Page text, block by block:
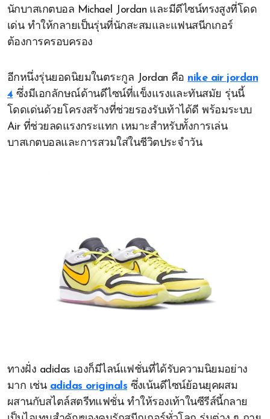
นักบาสเกตบอล Michael Jordan และมีดีไซน์ทรงสูงที่โดด
เด่น ทำให้กลายเป็นรุ่นที่นักสะสมและแฟนสนีกเกอร์
ต้องการครอบครอง
อีกหนึ่งรุ่นยอดนิยมในตระกูล Jordan คือ nike air jordan
4 ซึ่งมีเอกลักษณ์ด้านดีไซน์ที่แข็งแรงและทันสมัย รุ่นนี้
โดดเด่นด้วยโครงสร้างที่ช่วยรองรับเท้าได้ดี พร้อมระบบ
Air ที่ช่วยลดแรงกระแทก เหมาะสำหรับทั้งการเล่น
บาสเกตบอลและการสวมใส่ในชีวิตประจำวัน
ทางฝั่ง adidas เองก็มีไลน์แฟชั่นที่ได้รับความนิยมอย่าง
มาก เช่น adidas originals ซึ่งเน้นดีไซน์ย้อนยุคผสม
ผสานกับสไตล์สตรีทแฟชั่น ทำให้รองเท้าในซีรีส์นี้กลาย